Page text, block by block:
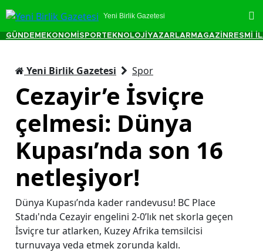
Yeni Birlik Gazetesi
GÜNDEM EKONOMİ SPORTEKNOLOJİ YAZARLAR MAGAZİN RESMİ
Yeni Birlik Gazetesi Spor
Cezayir’e İsviçre
çelmesi: Dünya
Kupası’nda son 16
netleşiyor!
Dünya Kupası’nda kader randevusu! BC Place
Stadı'nda Cezayir engelini 2-0’lık net skorla geçen
İsviçre tur atlarken, Kuzey Afrika temsilcisi
turnuvaya veda etmek zorunda kaldı.